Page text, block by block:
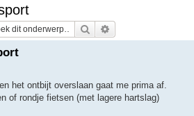
Zoek
het ontbijt overslaan gaat me prima af.
of rondje fietsen (met lagere hartslag)